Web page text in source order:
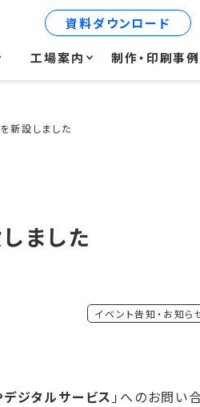
工場案内 制作・印刷事例
資料ダウンロード
を新設しました
ました
イベント告知・お知ら
ジタルサービス 」へのお問い